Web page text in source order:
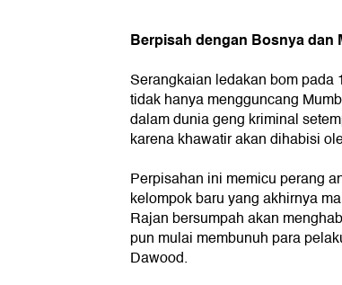
Berpisah dengan Bosnya dan
Serangkaian ledakan bom pada
tidak hanya mengguncang
dalam dunia geng kriminal
karena khawatir akan dihabisi
Perpisahan ini memicu perang
kelompok baru yang akhirnya
Rajan bersumpah akan
pun mulai membunuh para
Dawood.